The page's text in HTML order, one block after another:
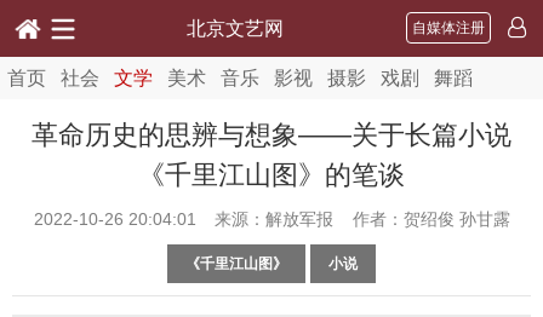
北京文艺网 自媒体注册
首页 社会 文学 美术 音乐 影视 摄影 戏剧 舞蹈
革命历史的思辨与想象——关于长篇小说
《千里江山图》的笔谈
2022-10-26 20:04:01 来源：解放军报 作者：贺绍俊 孙甘露
《千里江山图》 小说